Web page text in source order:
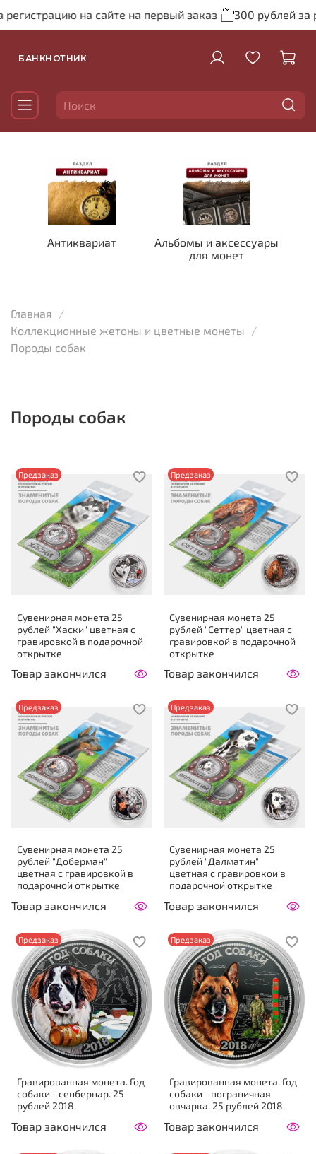
на сайте на первый заказ 300 рублей за
БАНКНОТНИК
Антиквариат
Альбомы и аксессуары
для монет
Главная
Коллекционные жетоны и цветные монеты
Породы собак
Породы собак
Предзаказ
Сувенирная монета 25
рублей "Хаски" цветная с
гравировкой в подарочной
открытке
Товар закончился
Предзаказ
Сувенирная монета 25
рублей "Сеттер" цветная с
гравировкой в подарочной
открытке
Товар закончился
Предзаказ
Сувенирная монета 25
рублей "Доберман"
цветная с гравировкой в
подарочной открытке
Товар закончился
Предзаказ
Сувенирная монета 25
рублей "Далматин"
цветная с гравировкой в
подарочной открытке
Товар закончился
Предзаказ
Гравированная монета. Год
собаки - сенбернар. 25
рублей 2018.
Товар закончился
Предзаказ
Гравированная монета. Год
собаки - пограничная
овчарка. 25 рублей 2018.
Товар закончился